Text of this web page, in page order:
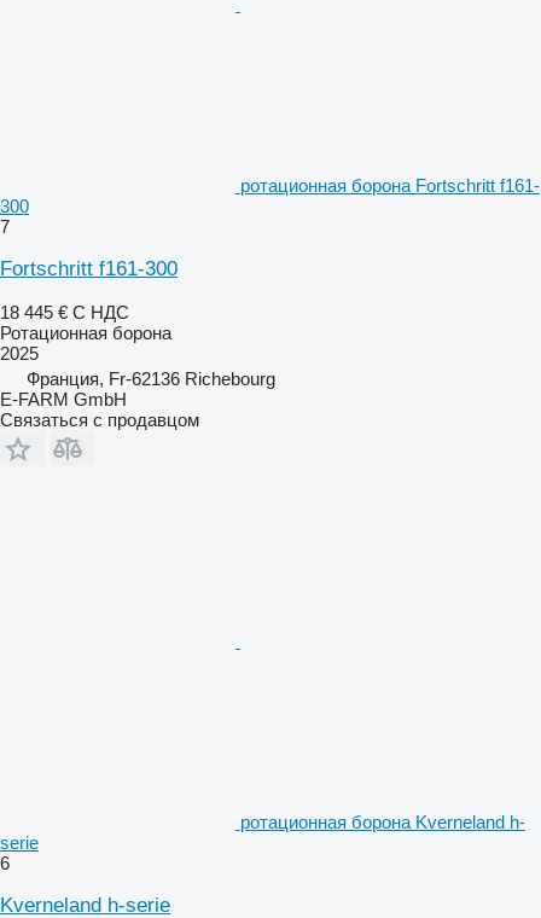
ротационная борона Fortschritt f161-
300
7
Fortschritt f161-300
18 445 € С НДС
Ротационная борона
2025
Франция, Fr-62136 Richebourg
E-FARM GmbH
Связаться с продавцом
ротационная борона Kverneland h-
serie
6
Kverneland h-serie